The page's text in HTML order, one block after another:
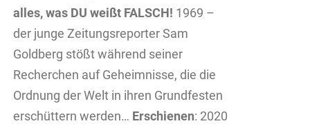
alles, was DU weißt FALSCH! 1969 –
der junge Zeitungsreporter Sam
Goldberg stößt während seiner
Recherchen auf Geheimnisse, die die
Ordnung der Welt in ihren Grundfesten
erschüttern werden… Erschienen: 2020